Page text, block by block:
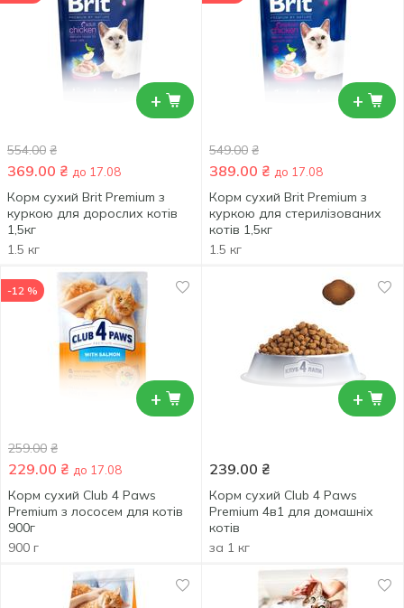
+
554.00 ₴
369.00 ₴ до 17.08
Корм сухий Brit Premium з
куркою для дорослих котів
1,5кг
1.5 кг
+
549.00 ₴
389.00 ₴ до 17.08
Корм сухий Brit Premium з
куркою для стерилізованих
котів 1,5кг
1.5 кг
+
-12 %
259.00 ₴
229.00 ₴ до 17.08
Корм сухий Club 4 Paws
Premium з лососем для котів
900г
900 г
+
239.00 ₴
Корм сухий Club 4 Paws
Premium 4в1 для домашніх
котів
за 1 кг